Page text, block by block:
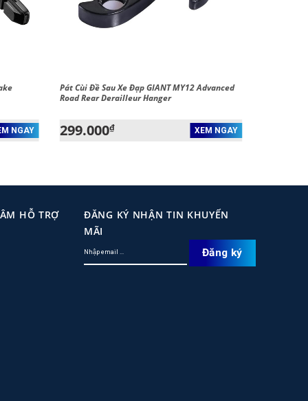
NGAY
Pát Cùi Đề Sau Xe Đạp GIANT MY12 Advanced
Road Rear Derailleur Hanger
299.000₫ XEM NGAY
HỖ TRỢ
ĐĂNG KÝ NHẬN TIN KHUYẾN
MÃI